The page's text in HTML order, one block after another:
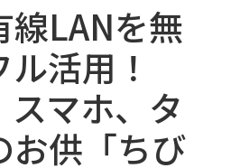
線LANを無
ル活用！
マホ、タ
お供「ちび